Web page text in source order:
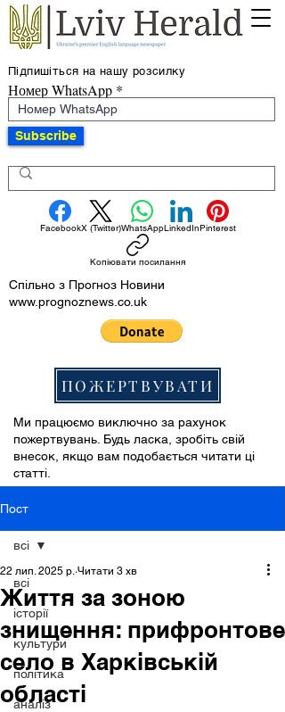
Підпишіться на нашу розсилку
Номер WhatsApp
Subscribe
FacebookX (Twitter)WhatsAppLinkedInPinterest
Копіювати посилання
Спільно з Прогноз Новини
www.prognoznews.co.uk
ПОЖЕРТВУВАТИ
Ми працюємо виключно за рахунок
пожертвувань. Будь ласка, зробіть свій
внесок, якщо вам подобається читати ці
статті.
Пост
всі
історії
культури
політика
аналіз
всі
Життя за зоною
знищення: прифронтове
село в Харківській
області
22 лип. 2025 р. Читати 3 хв